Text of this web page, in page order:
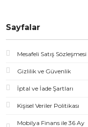
Sayfalar
Mesafeli Satış Sözleşmesi
Gizlilik ve Güvenlik
İptal ve İade Şartları
Kişisel Veriler Politikası
Mobilya Finans ile 36 Ay